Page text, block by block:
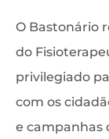
O Bastonário
do
privilegiado
com os
e campanhas